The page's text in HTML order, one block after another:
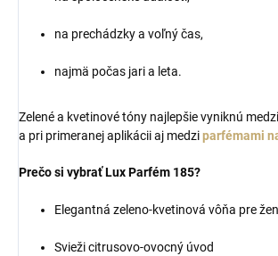
na prechádzky a voľný čas,
najmä počas jari a leta.
Zelené a kvetinové tóny najlepšie vyniknú medzi
a pri primeranej aplikácii aj medziparfémami
Prečo si vybrať Lux Parfém 185?
Elegantná zeleno-kvetinová vôňa pre
Svieži citrusovo-ovocný úvod